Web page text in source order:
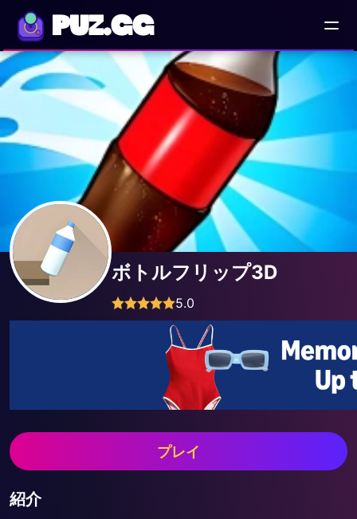
PUZ.GG
ボトルフリップ3D
5.0
プレイ
紹介